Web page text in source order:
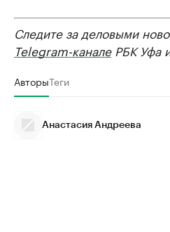
Следите за деловыми
Telegram-каналеРБК Уфа
АвторыТеги
Анастасия Андреева